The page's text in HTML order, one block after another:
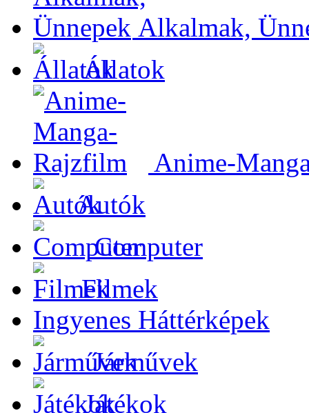
Alkalmak,
Állatok
Anime-
Autók
Computer
Filmek
Ingyenes Háttérképek
Járművek
Játékok